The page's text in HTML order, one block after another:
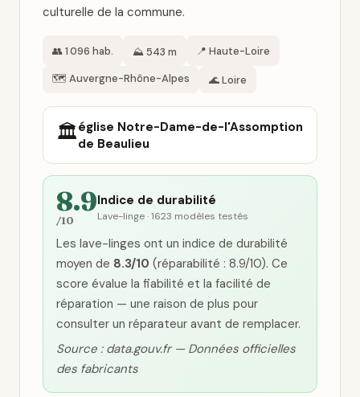
culturelle de la commune.
👥 1 096 hab. ⛰️ 543 m 📍 Haute-Loire
🗺️ Auvergne-Rhône-Alpes 🌊 Loire
🏛️église Notre-Dame-de-l'Assomption
de Beaulieu
8.9
/10
Indice de durabilité
Lave-linge · 1623 modèles testés
Les lave-linges ont un indice de durabilité
moyen de 8.3/10 (réparabilité : 8.9/10). Ce
score évalue la fiabilité et la facilité de
réparation — une raison de plus pour
consulter un réparateur avant de remplacer.
Source : data.gouv.fr — Données officielles
des fabricants